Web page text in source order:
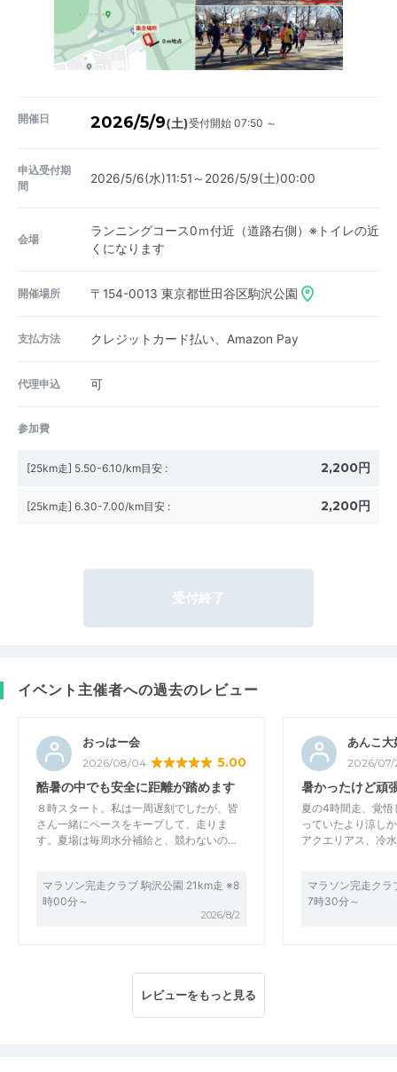
開催日 2026/5/9(土)受付開始 07:50 ～
申込受付期
間
2026/5/6(水)11:51～2026/5/9(土)00:00
会場
ランニングコース0ｍ付近（道路右側）※トイレの近
くになります
開催場所 〒154-0013 東京都世田谷区駒沢公園
支払方法 クレジットカード払い、Amazon Pay
代理申込 可
参加費
[25km走] 5.50-6.10/km目安 : 2,200円
[25km走] 6.30-7.00/km目安 : 2,200円
受付終了
イベント主催者への過去のレビュー
おっはー会
2026/08/04 5.00
酷暑の中でも安全に距離が踏めます
８時スタート。私は一周遅刻でしたが、皆
さん一緒にペースをキープして、走りま
す。夏場は毎周水分補給と、競わないの…
マラソン完走クラブ 駒沢公園 21km走 ※8
時00分～
2026/8/2
あんこ大
2026/
暑かったけど頑
夏の4時間走、覚
っていたより涼し
アクエリアス、冷
マラソン完走ク
7時30分～
レビューをもっと見る